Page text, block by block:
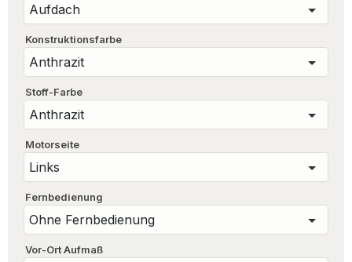
Konstruktionsfarbe
Stoff-Farbe
Motorseite
Fernbedienung
Vor-Ort Aufmaß